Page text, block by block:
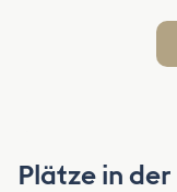
Plätze in